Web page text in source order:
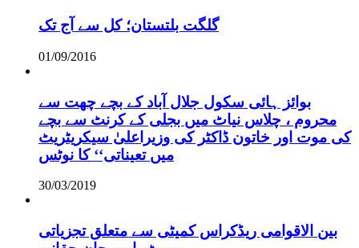
گلگت بلتستان؛ کل سے آج تک
01/09/2016
بوائز ہائی سکول جلال آباد کے بچے چھت سے
محروم ، چلاس نیاٹ میں بجلی کے کرنٹ سے بچے
کی موت اور خاتون ڈاکٹر کی وزیراعلیٰ سیکریٹریٹ
میں تعیناتی‘‘ کا نوٹس
30/03/2019
بین الاقوامی ریڈکراس کمیٹی سے متعلق تجزیاتی